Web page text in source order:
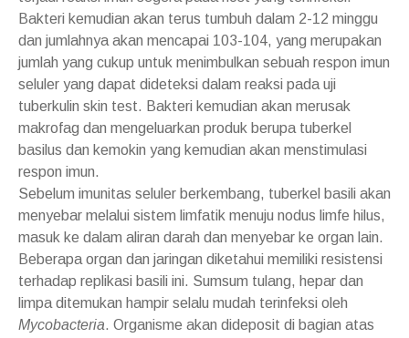
Bakteri kemudian akan terus tumbuh dalam 2-12 minggu
dan jumlahnya akan mencapai 103-104, yang merupakan
jumlah yang cukup untuk menimbulkan sebuah respon imun
seluler yang dapat dideteksi dalam reaksi pada uji
tuberkulin skin test. Bakteri kemudian akan merusak
makrofag dan mengeluarkan produk berupa tuberkel
basilus dan kemokin yang kemudian akan menstimulasi
respon imun.
Sebelum imunitas seluler berkembang, tuberkel basili akan
menyebar melalui sistem limfatik menuju nodus limfe hilus,
masuk ke dalam aliran darah dan menyebar ke organ lain.
Beberapa organ dan jaringan diketahui memiliki resistensi
terhadap replikasi basili ini. Sumsum tulang, hepar dan
limpa ditemukan hampir selalu mudah terinfeksi oleh
Mycobacteria. Organisme akan dideposit di bagian atas